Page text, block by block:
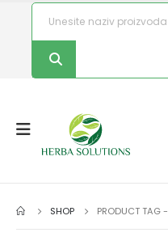
SHOP PRODUCT TAG -